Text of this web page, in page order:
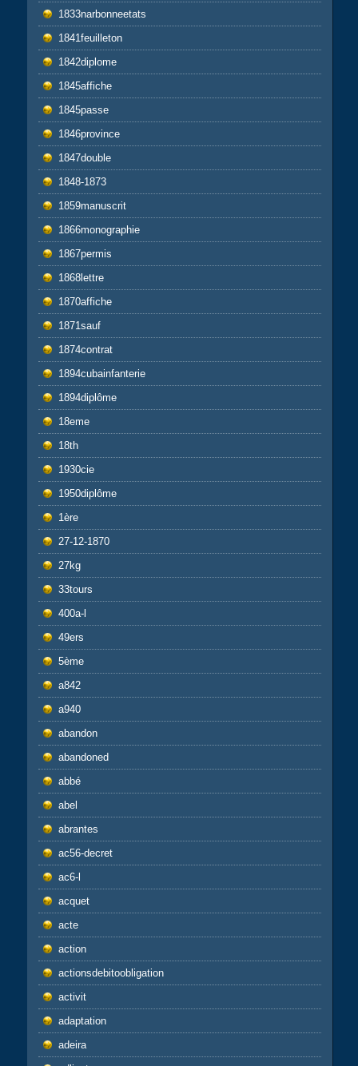
1833narbonneetats
1841feuilleton
1842diplome
1845affiche
1845passe
1846province
1847double
1848-1873
1859manuscrit
1866monographie
1867permis
1868lettre
1870affiche
1871sauf
1874contrat
1894cubainfanterie
1894diplôme
18eme
18th
1930cie
1950diplôme
1ère
27-12-1870
27kg
33tours
400a-l
49ers
5ème
a842
a940
abandon
abandoned
abbé
abel
abrantes
ac56-decret
ac6-l
acquet
acte
action
actionsdebitoobligation
activit
adaptation
adeira